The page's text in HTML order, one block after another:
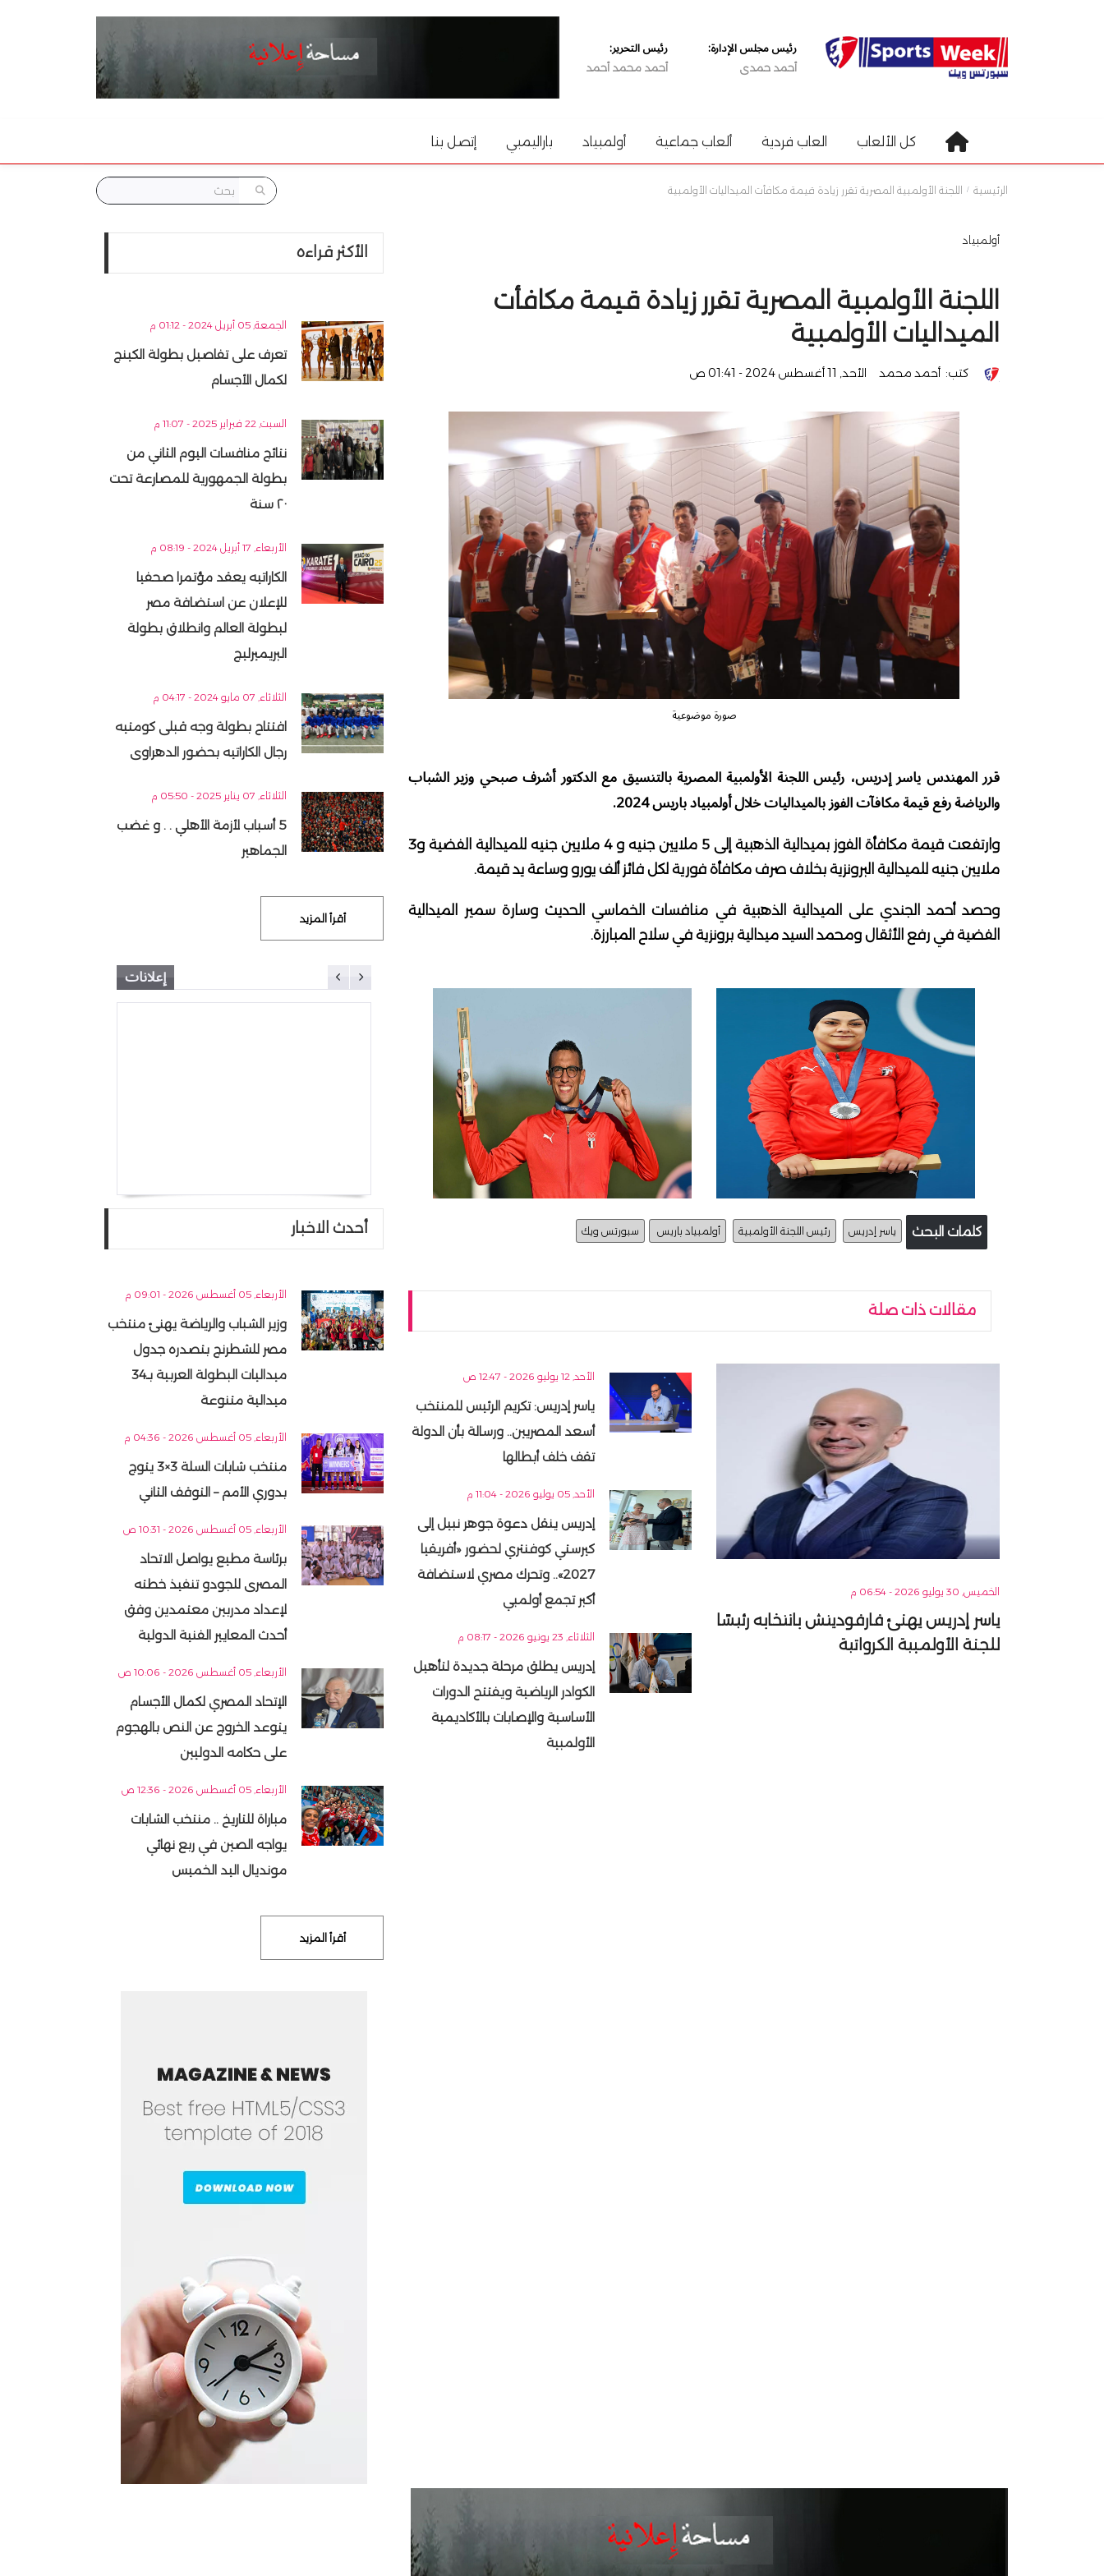
رئيس مجلس الإدارة:
أحمد حمدى
رئيس التحرير:
أحمد محمد أحمد
كل الألعاب العاب فردية ألعاب جماعية أولمبياد باراليمبي إتصل بنا
الرئيسية اللجنة الأولمبية المصرية تقرر زيادة قيمة مكافأت الميداليات الأولمبية
أولمبياد
اللجنة الأولمبية المصرية تقرر زيادة قيمة مكافأت
الميداليات الأولمبية
كتب: أحمد محمد الأحد, 11 أغسطس 2024 - 01:41 ص
صورة موضوعية
قرر المهندس ياسر إدريس، رئيس اللجنة الأولمبية المصرية بالتنسيق مع الدكتور أشرف صبحي وزير الشباب
والرياضة رفع قيمة مكافآت الفوز بالميداليات خلال أولمبياد باريس 2024.
وارتفعت قيمة مكافأة الفوز بميدالية الذهبية إلى 5 ملايين جنيه و 4 ملايين جنيه للميدالية الفضية و3
ملايين جنيه للميدالية البرونزية بخلاف صرف مكافأة فورية لكل فائز ألف يورو وساعة يد قيمة.
وحصد أحمد الجندي على الميدالية الذهبية في منافسات الخماسي الحديث وسارة سمير الميدالية
الفضية في رفع الأثقال ومحمد السيد ميدالية برونزية في سلاح المبارزة.
كلمات البحث ياسر إدريس رئيس اللجنة الأولمبية أولمبياد باريس سبورتس ويك
مقالات ذات صلة
الخميس, 30 يوليو 2026 - 06:54 م
ياسر إدريس يهنئ فارفوديتش بانتخابه رئيسًا
للجنة الأولمبية الكرواتية
الأحد, 12 يوليو 2026 - 12:47 ص
ياسر إدريس: تكريم الرئيس للمنتخب
أسعد المصريين.. ورسالة بأن الدولة
تقف خلف أبطالها
الأحد, 05 يوليو 2026 - 11:04 م
إدريس ينقل دعوة جوهر نبيل إلى
كيرستي كوفنتري لحضور «أفريقيا
2027».. وتحرك مصري لاستضافة
أكبر تجمع أولمبي
الثلاثاء, 23 يونيو 2026 - 08:17 م
إدريس يطلق مرحلة جديدة لتأهيل
الكوادر الرياضية ويفتتح الدورات
الأساسية والإصابات بالأكاديمية
الأولمبية
الأكثر قراءه
الجمعة, 05 أبريل 2024 - 01:12 م
تعرف على تفاصيل بطولة الكينج
لكمال الأجسام
السبت, 22 فبراير 2025 - 11:07 م
نتائج منافسات اليوم الثاني من
بطولة الجمهورية للمصارعة تحت
٢٠ سنة
الأربعاء, 17 أبريل 2024 - 08:19 م
الكاراتيه يعقد مؤتمرا صحفيا
للإعلان عن استضافة مصر
لبطولة العالم وانطلاق بطولة
البريميرليج
الثلاثاء, 07 مايو 2024 - 04:17 م
افتتاح بطولة وجه قبلى كومتيه
رجال الكاراتيه بحضور الدهراوى
الثلاثاء, 07 يناير 2025 - 05:50 م
5 أسباب لأزمة الأهلي . . و غضب
الجماهير
أقرأ المزيد
إعلانات
أحدث الاخبار
الأربعاء, 05 أغسطس 2026 - 09:01 م
وزير الشباب والرياضة يهنئ منتخب
مصر للشطرنج بتصدره جدول
ميداليات البطولة العربية بـ34
ميدالية متنوعة
الأربعاء, 05 أغسطس 2026 - 04:36 م
منتخب شابات السلة 3×3 يتوج
بدوري الأمم – التوقف الثاني
الأربعاء, 05 أغسطس 2026 - 10:31 ص
برئاسة مطيع يواصل الاتحاد
المصرى للجودو تنفيذ خطته
لإعداد مدربين معتمدين وفق
أحدث المعايير الفنية الدولية
الأربعاء, 05 أغسطس 2026 - 10:06 ص
الإتحاد المصري لكمال الأجسام
يتوعد الخروج عن النص بالهجوم
على حكامه الدوليين
الأربعاء, 05 أغسطس 2026 - 12:36 ص
مباراة للتاريخ .. منتخب الشابات
يواجه الصين في ربع نهائي
مونديال اليد الخميس
أقرأ المزيد